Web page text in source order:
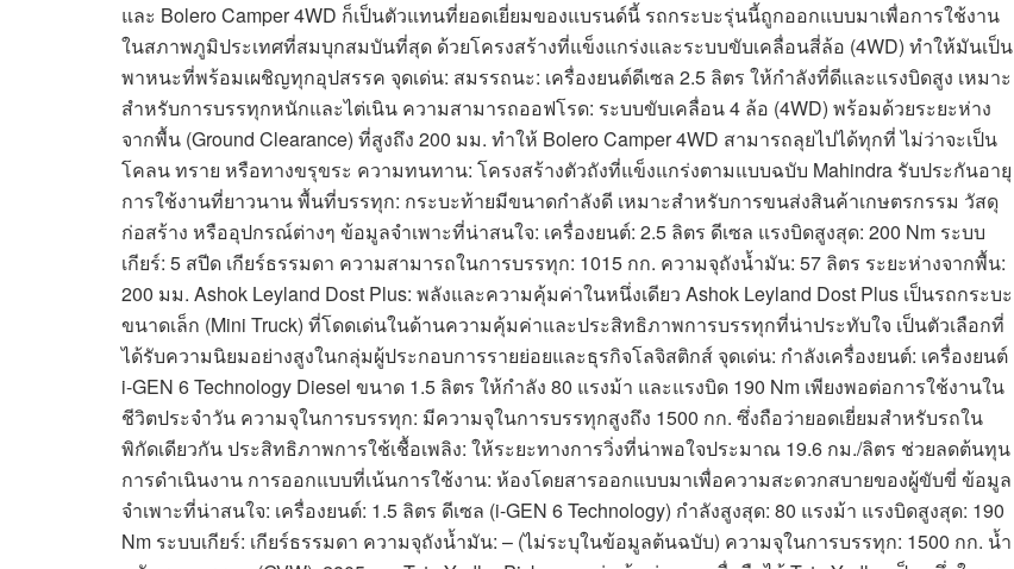
และ Bolero Camper 4WD ก็เป็นตัวแทนที่ยอดเยี่ยมของแบรนด์นี้ รถกระบะรุ่นนี้ถูกออกแบบมาเพื่อการใช้งาน
ในสภาพภูมิประเทศที่สมบุกสมบันที่สุด ด้วยโครงสร้างที่แข็งแกร่งและระบบขับเคลื่อนสี่ล้อ (4WD) ทำให้มันเป็น
พาหนะที่พร้อมเผชิญทุกอุปสรรค จุดเด่น: สมรรถนะ: เครื่องยนต์ดีเซล 2.5 ลิตร ให้กำลังที่ดีและแรงบิดสูง เหมาะ
สำหรับการบรรทุกหนักและไต่เนิน ความสามารถออฟโรด: ระบบขับเคลื่อน 4 ล้อ (4WD) พร้อมด้วยระยะห่าง
จากพื้น (Ground Clearance) ที่สูงถึง 200 มม. ทำให้ Bolero Camper 4WD สามารถลุยไปได้ทุกที่ ไม่ว่าจะเป็น
โคลน ทราย หรือทางขรุขระ ความทนทาน: โครงสร้างตัวถังที่แข็งแกร่งตามแบบฉบับ Mahindra รับประกันอายุ
การใช้งานที่ยาวนาน พื้นที่บรรทุก: กระบะท้ายมีขนาดกำลังดี เหมาะสำหรับการขนส่งสินค้าเกษตรกรรม วัสดุ
ก่อสร้าง หรืออุปกรณ์ต่างๆ ข้อมูลจำเพาะที่น่าสนใจ: เครื่องยนต์: 2.5 ลิตร ดีเซล แรงบิดสูงสุด: 200 Nm ระบบ
เกียร์: 5 สปีด เกียร์ธรรมดา ความสามารถในการบรรทุก: 1015 กก. ความจุถังน้ำมัน: 57 ลิตร ระยะห่างจากพื้น:
200 มม. Ashok Leyland Dost Plus: พลังและความคุ้มค่าในหนึ่งเดียว Ashok Leyland Dost Plus เป็นรถกระบะ
ขนาดเล็ก (Mini Truck) ที่โดดเด่นในด้านความคุ้มค่าและประสิทธิภาพการบรรทุกที่น่าประทับใจ เป็นตัวเลือกที่
ได้รับความนิยมอย่างสูงในกลุ่มผู้ประกอบการรายย่อยและธุรกิจโลจิสติกส์ จุดเด่น: กำลังเครื่องยนต์: เครื่องยนต์
i-GEN 6 Technology Diesel ขนาด 1.5 ลิตร ให้กำลัง 80 แรงม้า และแรงบิด 190 Nm เพียงพอต่อการใช้งานใน
ชีวิตประจำวัน ความจุในการบรรทุก: มีความจุในการบรรทุกสูงถึง 1500 กก. ซึ่งถือว่ายอดเยี่ยมสำหรับรถใน
พิกัดเดียวกัน ประสิทธิภาพการใช้เชื้อเพลิง: ให้ระยะทางการวิ่งที่น่าพอใจประมาณ 19.6 กม./ลิตร ช่วยลดต้นทุน
การดำเนินงาน การออกแบบที่เน้นการใช้งาน: ห้องโดยสารออกแบบมาเพื่อความสะดวกสบายของผู้ขับขี่ ข้อมูล
จำเพาะที่น่าสนใจ: เครื่องยนต์: 1.5 ลิตร ดีเซล (i-GEN 6 Technology) กำลังสูงสุด: 80 แรงม้า แรงบิดสูงสุด: 190
Nm ระบบเกียร์: เกียร์ธรรมดา ความจุถังน้ำมัน: – (ไม่ระบุในข้อมูลต้นฉบับ) ความจุในการบรรทุก: 1500 กก. น้ำ